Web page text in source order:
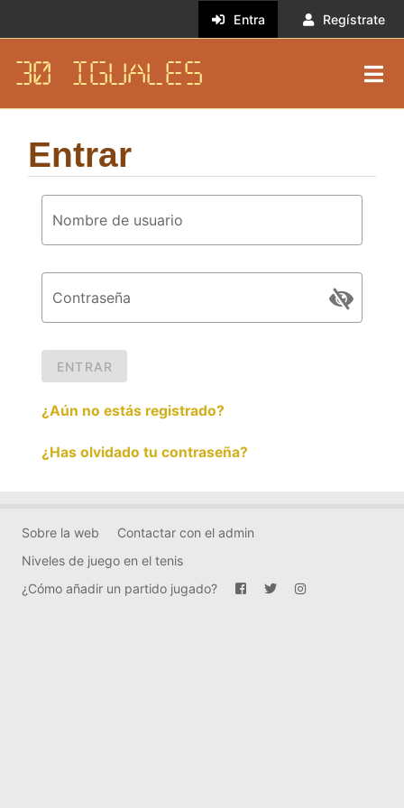
Entra Regístrate
30 IGUALES
Entrar
Nombre de usuario
Contraseña
ENTRAR
¿Aún no estás registrado?
¿Has olvidado tu contraseña?
Sobre la web
Contactar con el admin
Niveles de juego en el tenis
¿Cómo añadir un partido jugado?